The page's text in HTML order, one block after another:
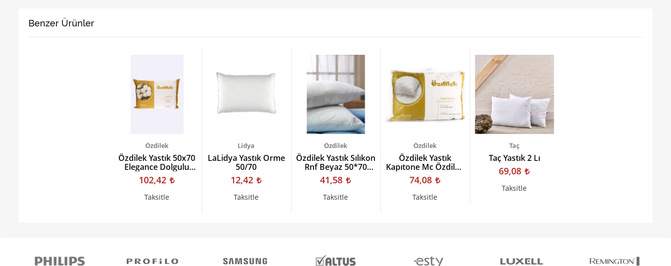
Benzer Ürünler
Özdilek
Özdilek Yastık 50x70
Elegance Dolgulu
Beyaz
102,42
Taksitle
Lidya
LaLidya Yastık Orme
50/70
12,42
Taksitle
Özdilek
Özdilek Yastık Sılıkon
Rnf Beyaz 50*70
(800gr)
41,58
Taksitle
Özdilek
Özdilek Yastık
Kapıtone Mc Özdilek
50*70
74,08
Taksitle
Taç
Taç Yastık 2 Lı
69,08
Taksitle